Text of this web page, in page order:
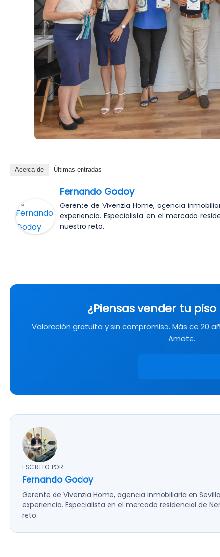
Acerca de Últimas entradas
Fernando Godoy
Gerente de Vivenzia Home, agencia
experiencia. Especialista en el mercado
nuestro reto.
¿Piensas vender tu piso
Valoración gratuita y sin compromiso. Más de 20
Amate.
ESCRITO POR
Fernando Godoy
Gerente de Vivenzia Home, agencia inmobiliaria en
experiencia. Especialista en el mercado residencial de
reto.